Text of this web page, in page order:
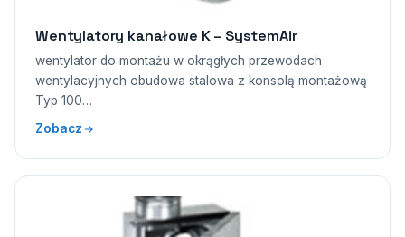
Wentylatory kanałowe K – SystemAir
wentylator do montażu w okrągłych przewodach
wentylacyjnych obudowa stalowa z konsolą montażową
Typ 100…
Zobacz